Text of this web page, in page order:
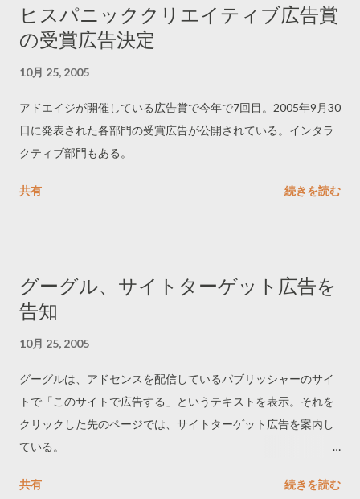
ヒスパニッククリエイティブ広告賞
の受賞広告決定
10月 25, 2005
アドエイジが開催している広告賞で今年で7回目。2005年9月30
日に発表された各部門の受賞広告が公開されている。インタラ
クティブ部門もある。
共有 続きを読む
グーグル、サイトターゲット広告を
告知
10月 25, 2005
グーグルは、アドセンスを配信しているパブリッシャーのサイ
トで「このサイトで広告する」というテキストを表示。それを
クリックした先のページでは、サイトターゲット広告を案内し
ている。 ------------------------------
client=ca-pub-
共有 続きを読む